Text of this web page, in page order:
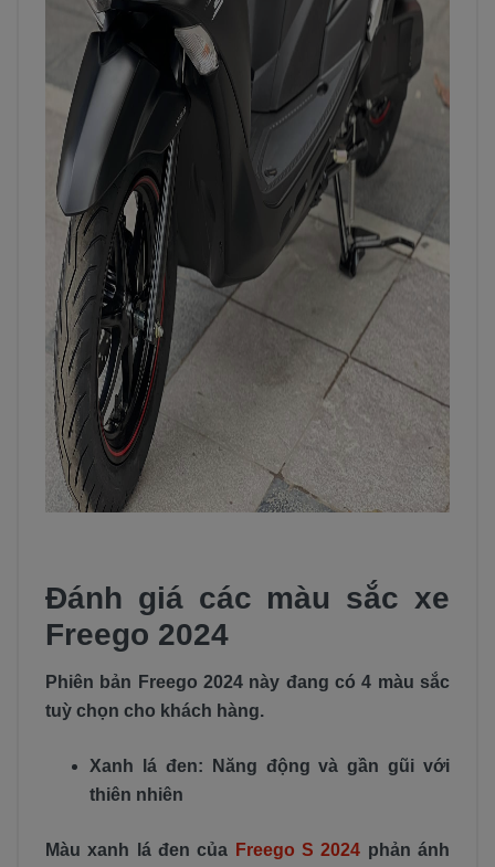
Đánh giá các màu sắc xe
Freego 2024
Phiên bản Freego 2024 này đang có 4 màu sắc
tuỳ chọn cho khách hàng.
Xanh lá đen: Năng động và gần gũi với
thiên nhiên
Màu xanh lá đen của Freego S 2024 phản ánh